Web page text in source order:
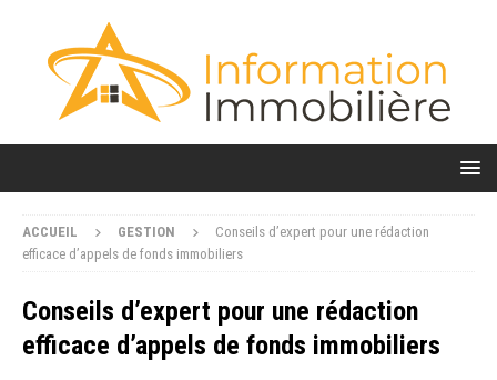
ACCUEIL GESTION
Conseils d’expert pour une rédaction
efficace d’appels de fonds immobiliers
Conseils d’expert pour une rédaction
efficace d’appels de fonds immobiliers